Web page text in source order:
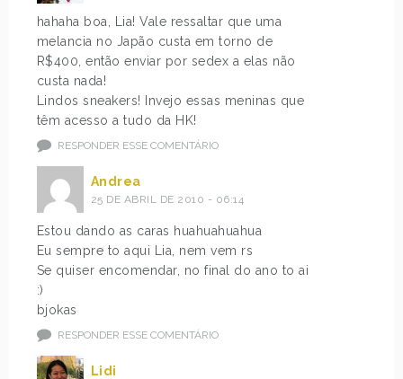
hahaha boa, Lia! Vale ressaltar que uma
melancia no Japão custa em torno de
R$400, então enviar por sedex a elas não
custa nada!
Lindos sneakers! Invejo essas meninas que
têm acesso a tudo da HK!
RESPONDER ESSE COMENTÁRIO
Andrea
25 DE ABRIL DE 2010 - 06:14
Estou dando as caras huahuahuahua
Eu sempre to aqui Lia, nem vem rs
Se quiser encomendar, no final do ano to ai
:)
bjokas
RESPONDER ESSE COMENTÁRIO
Lidi